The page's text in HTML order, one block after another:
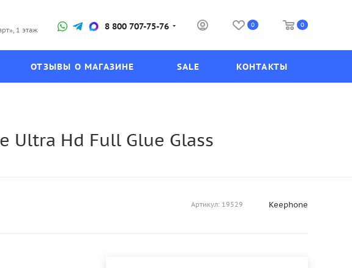
1 этаж
8 800 707-75-76 0 0
ОТЗЫВЫ О МАГАЗИНЕ SALE КОНТАКТЫ
Ultra Hd Full Glue Glass
Артикул: 19529 Keephone